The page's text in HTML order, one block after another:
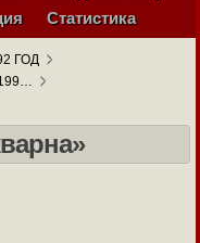
Статистика
ГОД